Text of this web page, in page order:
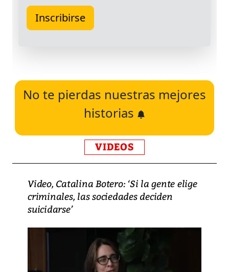
No te pierdas nuestras mejores
historias
VIDEOS
Video, Catalina Botero: ‘Si la gente elige
criminales, las sociedades deciden
suicidarse’